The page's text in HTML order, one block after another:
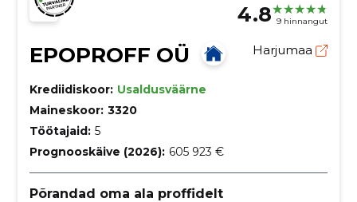
4.8 9 hinnangut
EPOPROFF OÜ Harjumaa
Krediidiskoor: Usaldusväärne
Maineskoor: 3320
Töötajaid: 5
Prognooskäive (2026): 605 923 €
Põrandad oma ala proffidelt